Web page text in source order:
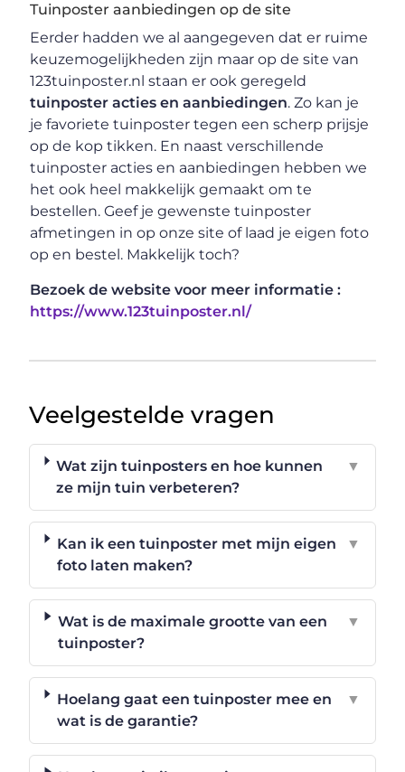
Tuinposter aanbiedingen op de site
Eerder hadden we al aangegeven dat er ruime
keuzemogelijkheden zijn maar op de site van
123tuinposter.nl staan er ook geregeld
tuinposter acties en aanbiedingen. Zo kan je
je favoriete tuinposter tegen een scherp prijsje
op de kop tikken. En naast verschillende
tuinposter acties en aanbiedingen hebben we
het ook heel makkelijk gemaakt om te
bestellen. Geef je gewenste tuinposter
afmetingen in op onze site of laad je eigen foto
op en bestel. Makkelijk toch?
Bezoek de website voor meer informatie :
https://www.123tuinposter.nl/
Veelgestelde vragen
Wat zijn tuinposters en hoe kunnen
ze mijn tuin verbeteren?
▼
Kan ik een tuinposter met mijn eigen
foto laten maken?
▼
Wat is de maximale grootte van een
tuinposter?
▼
Hoelang gaat een tuinposter mee en
wat is de garantie?
▼